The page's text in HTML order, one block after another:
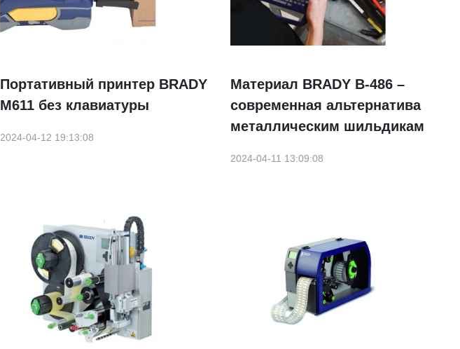
Портативный принтер BRADY
M611 без клавиатуры
2024-04-12 19:13:08
Материал BRADY B-486 –
современная альтернатива
металлическим шильдикам
2024-04-11 13:09:08